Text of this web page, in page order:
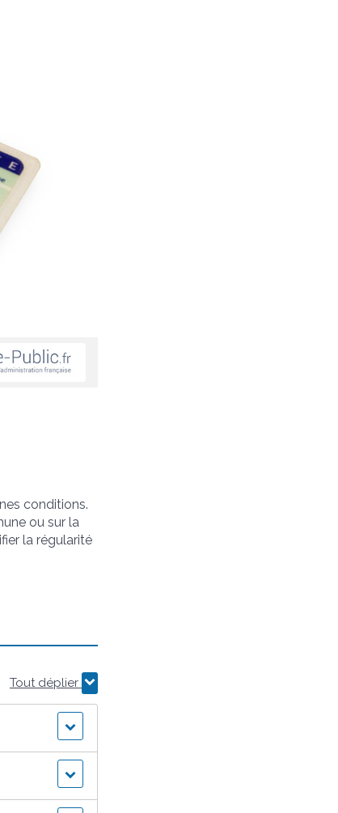
conditions.
ou sur la
la régularité
Tout déplier